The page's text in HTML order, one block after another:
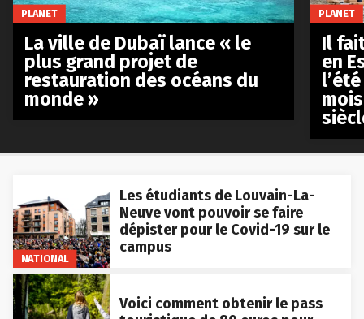
NATIONAL
Les étudiants de Louvain-La-
Neuve vont pouvoir se faire
dépister pour le Covid-19 sur le
campus
Voici comment obtenir le pass
PLANET
La ville de Dubaï lance « le
plus grand projet de
restauration des océans du
monde »
PLANET
Il
en